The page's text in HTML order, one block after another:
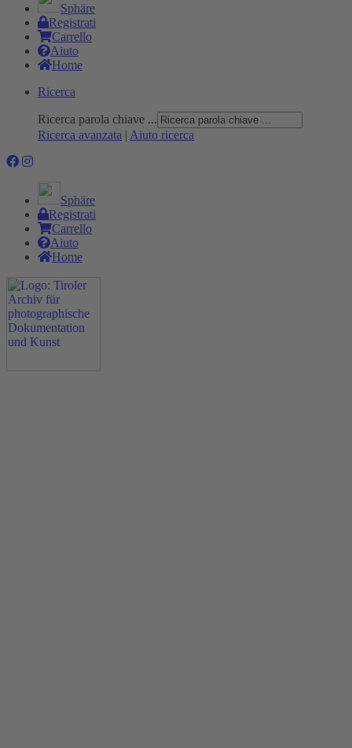
Sphäre
Registrati
Carrello
Aiuto
Home
Ricerca
Ricerca parola chiave ...
Ricerca avanzata | Aiuto ricerca
Sphäre
Registrati
Carrello
Aiuto
Home